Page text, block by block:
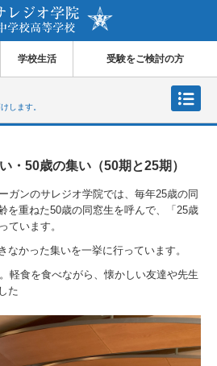
学校生活 受験をご検討の方
します。
・50歳の集い（50期と25期）
ガンのサレジオ学院では、毎年25歳の同
を重ねた50歳の同窓生を呼んで、「25歳
ています。
なかった集いを一挙に行っています。
軽食を食べながら、懐かしい友達や先生
た